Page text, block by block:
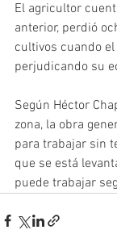
El agricultor
anterior, perdió
cultivos cuando
perjudicando su
Según Héctor
zona, la obra
para trabajar sin
que se está
puede trabajar